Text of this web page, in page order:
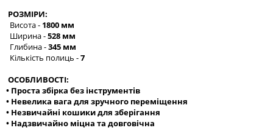
РОЗМІРИ:
Висота - 1800 мм
Ширина -528 мм
Глибина -345 мм
Кількість полиць -7
ОСОБЛИВОСТІ:
• Проста збірка без інструментів
• Невелика вага для зручного переміщення
• Незвичайні кошики для зберігання
• Надзвичайно міцна та довговічна